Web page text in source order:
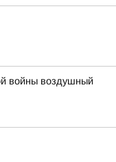
войны воздушный